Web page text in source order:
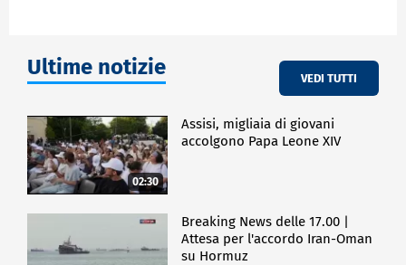
Ultime notizie VEDI TUTTI
02:30
Assisi, migliaia di giovani
accolgono Papa Leone XIV
Breaking News delle 17.00 |
Attesa per l'accordo Iran-Oman
su Hormuz